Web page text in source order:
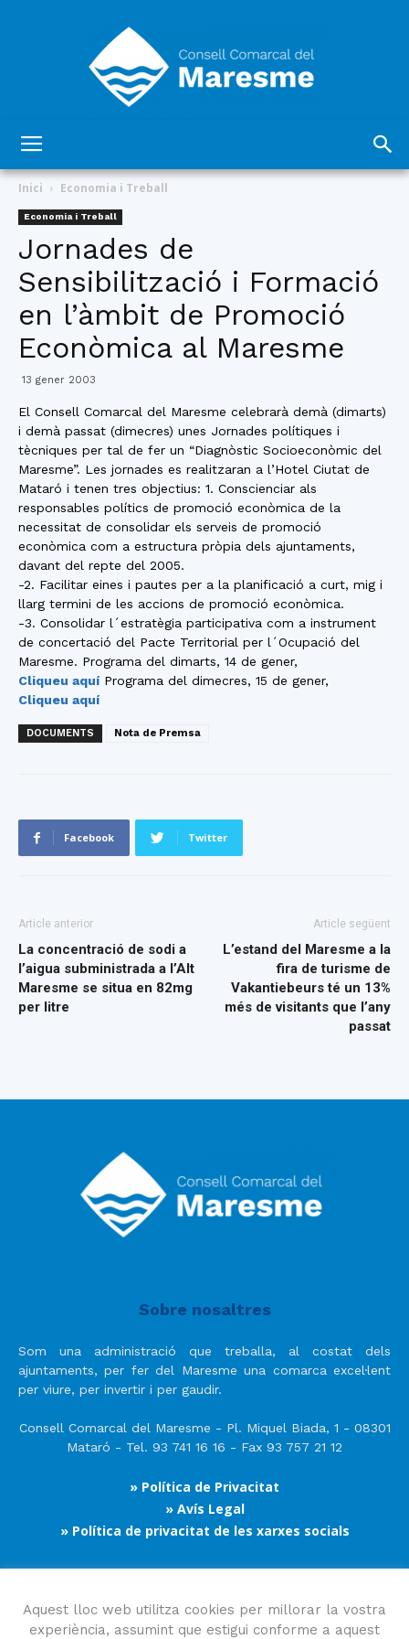
del
Maresme
Inici Economia i Treball
Economia i Treball
Jornades de
Sensibilització i Formació
en l’àmbit de Promoció
Econòmica al Maresme
13 gener 2003
El Consell Comarcal del Maresme celebrarà demà (dimarts)
i demà passat (dimecres) unes Jornades polítiques i
tècniques per tal de fer un “Diagnòstic Socioeconòmic del
Maresme”. Les jornades es realitzaran a l’Hotel Ciutat de
Mataró i tenen tres objectius: 1. Conscienciar als
responsables polítics de promoció econòmica de la
necessitat de consolidar els serveis de promoció
econòmica com a estructura pròpia dels ajuntaments,
davant del repte del 2005.
-2. Facilitar eines i pautes per a la planificació a curt, mig i
llarg termini de les accions de promoció econòmica.
-3. Consolidar l´estratègia participativa com a instrument
de concertació del Pacte Territorial per l´Ocupació del
Maresme. Programa del dimarts, 14 de gener,
Cliqueu aquí Programa del dimecres, 15 de gener,
Cliqueu aquí
DOCUMENTS Nota de Premsa
Facebook Twitter
Article anterior
La concentració de sodi a
l’aigua subministrada a l’Alt
Maresme se situa en 82mg
per litre
Article següent
L’estand del Maresme a la
fira de turisme de
Vakantiebeurs té un 13%
més de visitants que l’any
passat
Sobre nosaltres
Som una administració que treballa, al costat dels
ajuntaments, per fer del Maresme una comarca excel·lent
per viure, per invertir i per gaudir.
Consell Comarcal del Maresme - Pl. Miquel Biada, 1 - 08301
Mataró - Tel. 93 741 16 16 - Fax 93 757 21 12
» Política de Privacitat
» Avís Legal
» Política de privacitat de les xarxes socials
Segueix-nos
Aquest lloc web utilitza cookies per millorar la vostra
experiència, assumint que estigui conforme a aquest